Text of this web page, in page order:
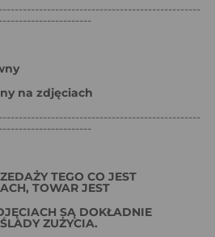
na zdjęciach
TEGO CO JEST
TOWAR JEST
SĄ DOKŁADNIE
ZUŻYCIA.